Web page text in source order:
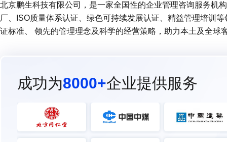
北京鹏生科技有限公司，是一家全国性的企业管理咨询服务机
厂、ISO质量体系认证、绿色可持续发展认证、精益管理培训
证标准、 领先的管理理念及科学的经营策略，助力本土及全球
成功为8000+企业提供服务